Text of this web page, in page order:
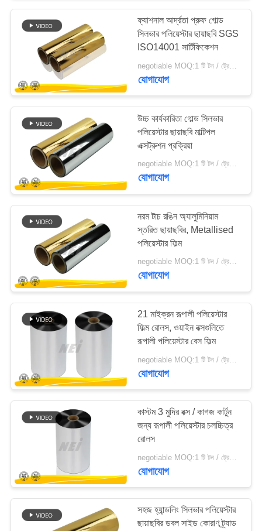
সাইট
ম্যাপ
PRIVACY
POLICY
ফ্যাশনাল আর্দ্রতা প্রুফ গোল্ড
সিলভার পলিয়েস্টার ছায়াছবি SGS
ISO14001 সার্টিফিকেশন
negotiable MOQ:1 টি টন / ট্রেইলের অর্ডার আলোচনা সাপেক্ষ
যোগাযোগ
উচ্চ কার্যকারিতা গোল্ড সিলভার
পলিয়েস্টার ছায়াছবি মাল্টিপল
এক্সট্রুশন প্রক্রিয়া
negotiable MOQ:1 টি টন / ট্রেইলের অর্ডার আলোচনা সাপেক্ষ
যোগাযোগ
নরম টাচ রঙিন অ্যালুমিনিয়াম
স্তরিত ছায়াছবির, Metallised
পলিয়েস্টার ফিল্ম
negotiable MOQ:1 টি টন / ট্রেইলের অর্ডার আলোচনা সাপেক্ষ
যোগাযোগ
21 মাইক্রন রূপালী পলিয়েস্টার
ফিল্ম রোলস, ওয়াইন বক্সগুলিতে
রূপালী পলিয়েস্টার বেস ফিল্ম
যোগাযোগ
কাস্টম 3 মুদির বক্স / কাগজ কার্টুন
জন্য রূপালী পলিয়েস্টার চলচ্চিত্র
রোলস
negotiable MOQ:1 টি টন / ট্রেইলের অর্ডার আলোচনা সাপেক্ষ
যোগাযোগ
সহজ হ্যান্ডলিং সিলভার পলিয়েস্টার
ছায়াছবির ডবল সাইড কোরাণ ট্র্যাড